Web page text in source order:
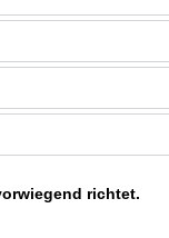
richtet.